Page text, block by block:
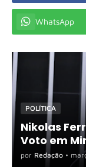
WhatsApp
POLÍTICA
Nikolas
Voto em
por Redação •